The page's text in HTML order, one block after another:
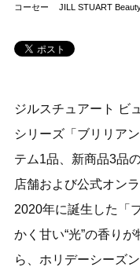
コーセー JILL STUART
ジルスチュアート ビ
シリーズ「ブリリア
テム1品、新商品3品
店舗および公式オン
2020年に誕生した「
かく甘い“光”の香り
ら、ホリデーシーズ